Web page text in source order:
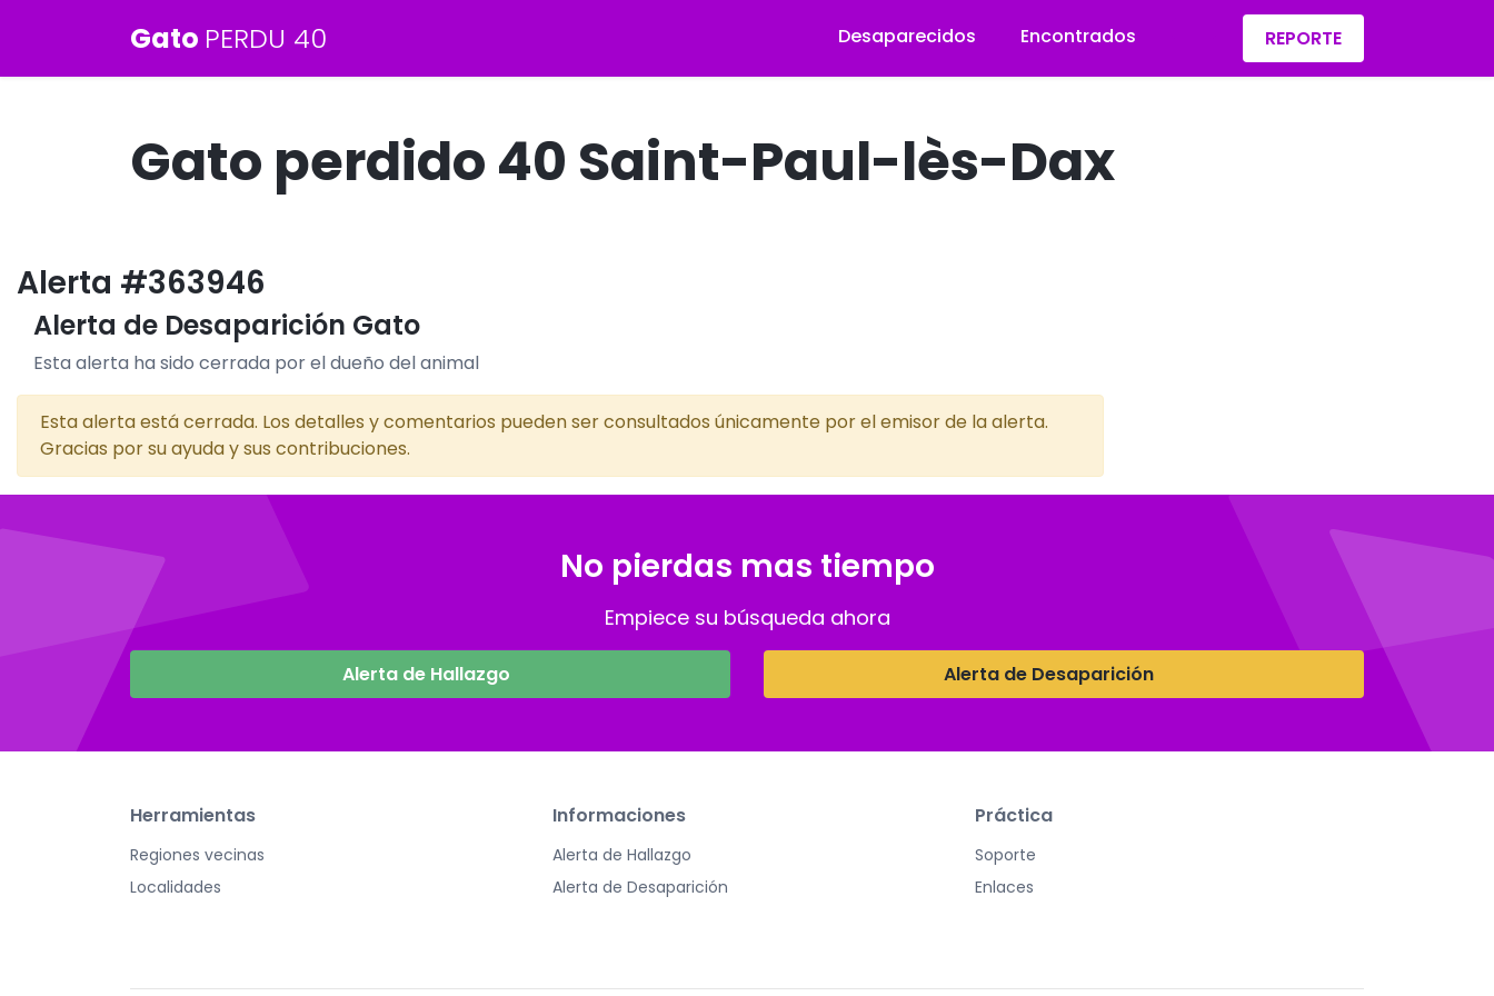
Gato PERDU 40 Desaparecidos Encontrados REPORTE
Gato perdido 40 Saint-Paul-lès-Dax
Alerta #363946
Alerta de Desaparición Gato
Esta alerta ha sido cerrada por el dueño del animal
Esta alerta está cerrada. Los detalles y comentarios pueden ser consultados únicamente por el emisor de la alerta.
Gracias por su ayuda y sus contribuciones.
No pierdas mas tiempo
Empiece su búsqueda ahora
Alerta de Hallazgo Alerta de Desaparición
Herramientas
Regiones vecinas
Localidades
Informaciones
Alerta de Hallazgo
Alerta de Desaparición
Práctica
Soporte
Enlaces